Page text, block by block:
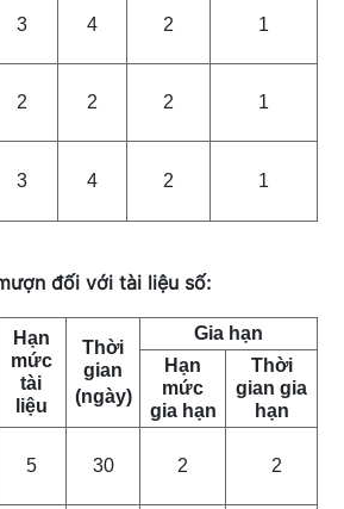
3 4 2 1
2 2 2 1
3 4 2 1
đối với tài liệu số:
Hạn
mức
tài
liệu
Thời
gian
(ngày)
Gia hạn
Hạn
mức
gia hạn
Thời
gian gia
hạn
5 30 2 2